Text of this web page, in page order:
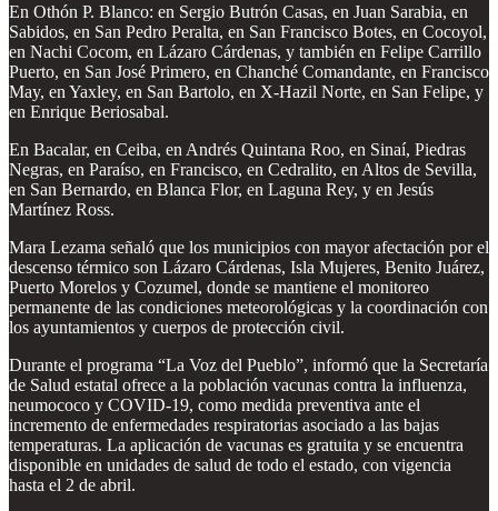
En Othón P. Blanco: en Sergio Butrón Casas, en Juan Sarabia, en
Sabidos, en San Pedro Peralta, en San Francisco Botes, en Cocoyol,
en Nachi Cocom, en Lázaro Cárdenas, y también en Felipe Carrillo
Puerto, en San José Primero, en Chanché Comandante, en Francisco
May, en Yaxley, en San Bartolo, en X-Hazil Norte, en San Felipe, y
en Enrique Beriosabal.
En Bacalar, en Ceiba, en Andrés Quintana Roo, en Sinaí, Piedras
Negras, en Paraíso, en Francisco, en Cedralito, en Altos de Sevilla,
en San Bernardo, en Blanca Flor, en Laguna Rey, y en Jesús
Martínez Ross.
Mara Lezama señaló que los municipios con mayor afectación por el
descenso térmico son Lázaro Cárdenas, Isla Mujeres, Benito Juárez,
Puerto Morelos y Cozumel, donde se mantiene el monitoreo
permanente de las condiciones meteorológicas y la coordinación con
los ayuntamientos y cuerpos de protección civil.
Durante el programa “La Voz del Pueblo”, informó que la Secretaría
de Salud estatal ofrece a la población vacunas contra la influenza,
neumococo y COVID-19, como medida preventiva ante el
incremento de enfermedades respiratorias asociado a las bajas
temperaturas. La aplicación de vacunas es gratuita y se encuentra
disponible en unidades de salud de todo el estado, con vigencia
hasta el 2 de abril.